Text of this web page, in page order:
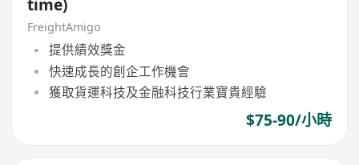
time)
FreightAmigo
提供績效獎金
快速成長的創企工作機會
獲取貨運科技及金融科技行業寶貴經驗
$75-90/小時